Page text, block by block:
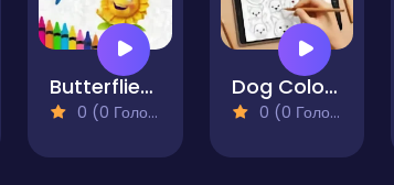
Butterflies and Flowers Coloring Book for Kids
0 (0 Голосів)
Dog Coloring Book
0 (0 Голосів)